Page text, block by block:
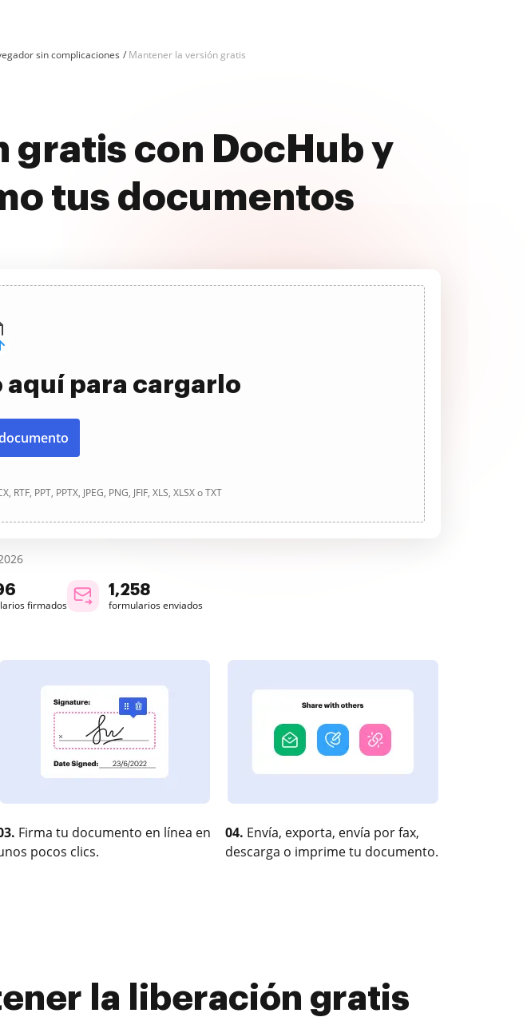
sin complicaciones Mantener la versión gratis
gratis con DocHub y
tus documentos
para cargarlo
PPT, PPTX, JPEG, PNG, JFIF, XLS, XLSX o TXT
firmados
1,258
formularios enviados
Firma tu documento en línea en
pocos clics.
04. Envía, exporta, envía por fax,
descarga o imprime tu documento.
la liberación gratis